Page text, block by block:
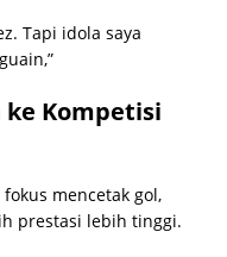
Tapi idola saya
ke Kompetisi
mencetak gol,
prestasi lebih tinggi.